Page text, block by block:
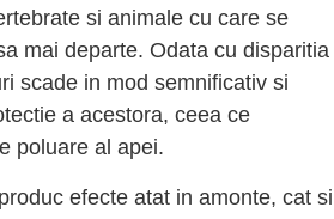
si animale cu care se
mai departe. Odata cu disparitia
scade in mod semnificativ si
a acestora, ceea ce
poluare al apei.
efecte atat in amonte, cat si